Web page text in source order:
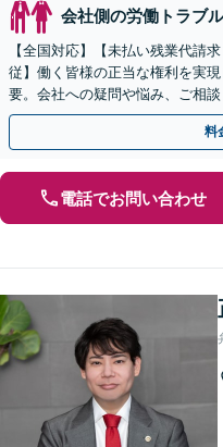
会社側の労働トラブル
【全国対応】【未払い残業代請
従】働く皆様の正当な権利を実
要。会社への疑問や悩み、ご相
回面談無料】【夜間・休日対応
料
電話でお問い合わせ